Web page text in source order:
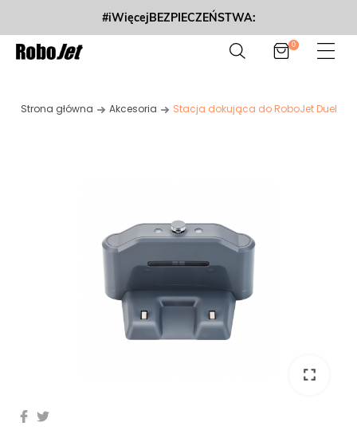
#iWięcejBEZPIECZEŃSTWA:
0
Strona główna Akcesoria Stacja dokująca do RoboJet Duel
fullscreen